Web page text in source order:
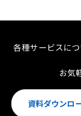
各種サービスに
お気
資料ダウンロ